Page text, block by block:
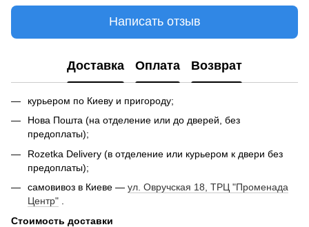
Написать отзыв
Доставка Оплата Возврат
курьером по Киеву и пригороду;
Нова Пошта (на отделение или до дверей, без
предоплаты);
Rozetka Delivery (в отделение или курьером к двери без
предоплаты);
самовивоз в Киеве — ул. Овручская 18, ТРЦ "Променада
Центр"
Стоимость доставки